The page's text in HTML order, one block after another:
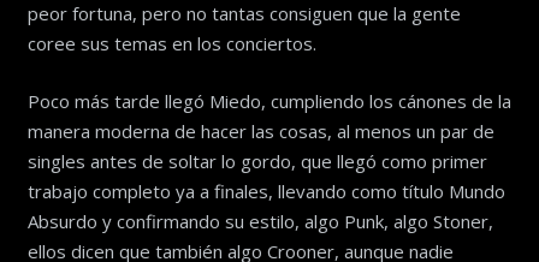
peor fortuna, pero no tantas consiguen que la gente
coree sus temas en los conciertos.
Poco más tarde llegó Miedo, cumpliendo los cánones de la
manera moderna de hacer las cosas, al menos un par de
singles antes de soltar lo gordo, que llegó como primer
trabajo completo ya a finales, llevando como título Mundo
Absurdo y confirmando su estilo, algo Punk, algo Stoner,
ellos dicen que también algo Crooner, aunque nadie